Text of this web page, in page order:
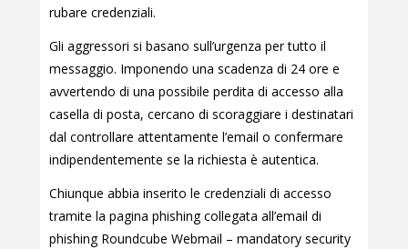
rubare credenziali.
Gli aggressori si basano sull’urgenza per tutto il
messaggio. Imponendo una scadenza di 24 ore e
avvertendo di una possibile perdita di accesso alla
casella di posta, cercano di scoraggiare i destinatari
dal controllare attentamente l’email o confermare
indipendentemente se la richiesta è autentica.
Chiunque abbia inserito le credenziali di accesso
tramite la pagina phishing collegata all’email di
phishing Roundcube Webmail – mandatory security